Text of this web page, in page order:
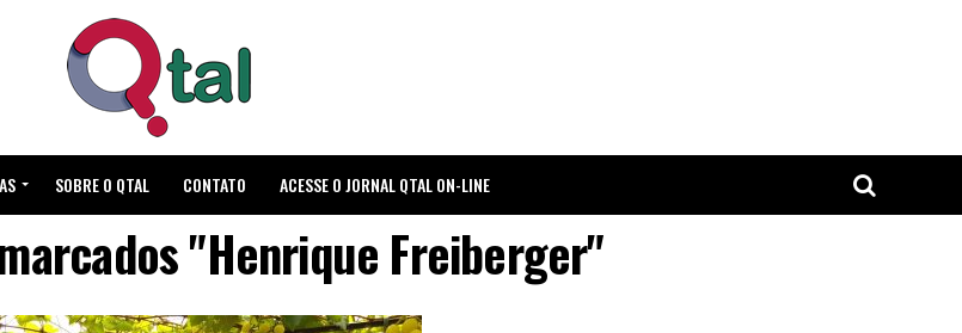
SOBRE O QTAL CONTATO ACESSE O JORNAL QTAL ON-LINE
"Henrique Freiberger"